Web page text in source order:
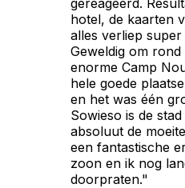
hotel, de kaarten
alles verliep super
Geweldig om
enorme Camp
hele goede
en het was één
Sowieso is de
absoluut de
een fantastische
zoon en ik nog
doorpraten."